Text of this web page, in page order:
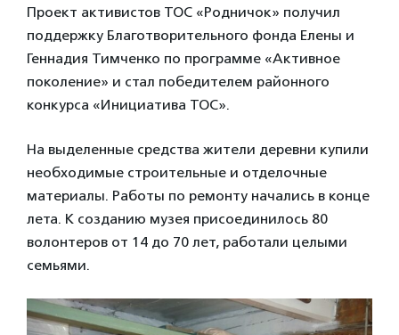
Проект активистов ТОС «Родничок» получил
поддержку Благотворительного фонда Елены и
Геннадия Тимченко по программе «Активное
поколение» и стал победителем районного
конкурса «Инициатива ТОС».
На выделенные средства жители деревни купили
необходимые строительные и отделочные
материалы. Работы по ремонту начались в конце
лета. К созданию музея присоединилось 80
волонтеров от 14 до 70 лет, работали целыми
семьями.